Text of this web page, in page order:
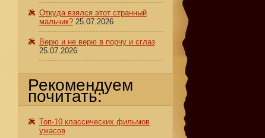
Откуда взялся этот странный
мальчик? 25.07.2026
Верю и не верю в порчу и сглаз
25.07.2026
Рекомендуем
почитать:
Топ-10 классических фильмов
ужасов